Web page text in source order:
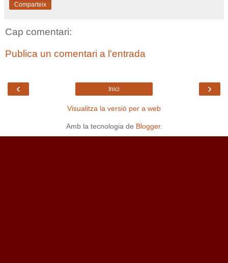
Comparteix
Cap comentari:
Publica un comentari a l'entrada
‹ ›
Inici
Visualitza la versió per a web
Amb la tecnologia de Blogger.